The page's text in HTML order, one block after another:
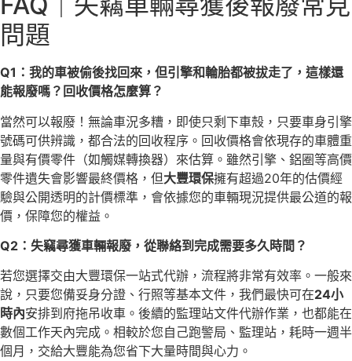
問題
Q1：我的車被偷後找回來，但引擎和輪胎都被拔走了，這樣還
能報廢嗎？回收價格怎麼算？
當然可以報廢！無論車況多糟，即使只剩下車殼，只要車身引擎
號碼可供辨識，都合法的回收程序。回收價格會依現存的車體重
量與有價零件（如觸媒轉換器）來估算。雖然引擎、鋁圈等高價
零件遺失會影響最終價格，但大豐環保擁有超過20年的估價經
驗與公開透明的計價標準，會依據您的車輛現況提供最公道的報
價，保障您的權益。
Q2：失竊尋獲車輛報廢，從聯絡到完成需要多久時間？
若您選擇交由大豐環保一站式代辦，流程將非常有效率。一般來
說，只要您備妥身分證、行照等基本文件，我們最快可在24小
時內安排到府拖吊收車。後續的監理站文件代辦作業，也都能在
數個工作天內完成。相較於您自己跑警局、監理站，耗時一週半
個月，交給大豐能為您省下大量時間與心力。